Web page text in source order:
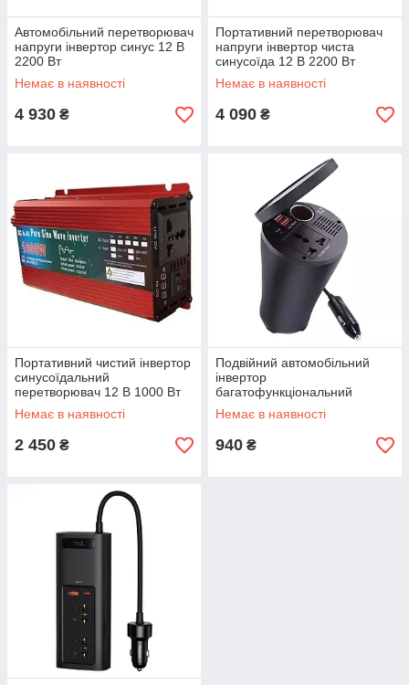
Автомобільний перетворювач
напруги інвертор синус 12 В
2200 Вт
Немає в наявності
4 930 ₴
Портативний перетворювач
напруги інвертор чиста
синусоїда 12 В 2200 Вт
Немає в наявності
4 090 ₴
Портативний чистий інвертор
синусоїдальний
перетворювач 12 В 1000 Вт
Немає в наявності
2 450 ₴
Подвійний автомобільний
інвертор
багатофункціональний
перетворювач потужності
USB 2.4 A 150 Вт 12 В
Немає в наявності
940 ₴